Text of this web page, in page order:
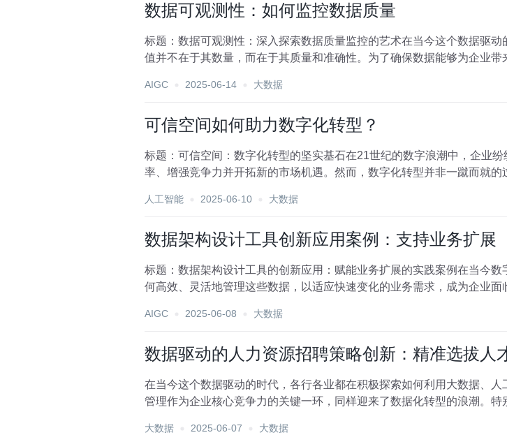
数据可观测性：如何监控数据质量
标题：数据可观测性：深入探索数据质量监控的艺术在当今这个数据驱
值并不在于其数量，而在于其质量和准确性。为了确保数据能够为企业
AIGC 2025-06-14 大数据
可信空间如何助力数字化转型？
标题：可信空间：数字化转型的坚实基石在21世纪的数字浪潮中，企业
率、增强竞争力并开拓新的市场机遇。然而，数字化转型并非一蹴而就
人工智能 2025-06-10 大数据
数据架构设计工具创新应用案例：支持业务扩展
标题：数据架构设计工具的创新应用：赋能业务扩展的实践案例在当今
何高效、灵活地管理这些数据，以适应快速变化的业务需求，成为企业
AIGC 2025-06-08 大数据
数据驱动的人力资源招聘策略创新：精准选拔人
在当今这个数据驱动的时代，各行各业都在积极探索如何利用大数据、
管理作为企业核心竞争力的关键一环，同样迎来了数据化转型的浪潮。
大数据 2025-06-07 大数据